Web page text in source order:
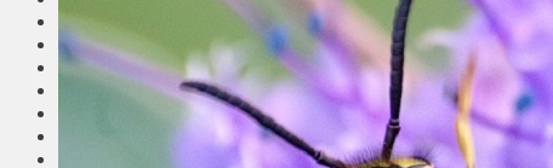
Общество
Мнения
Вильнюс
Клайпеда